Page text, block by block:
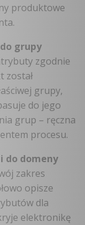
produktowe
grupy
zgodnie
został
grupy,
do jego
grup – ręczna
procesu.
do domeny
zakres
opisze
dla
elektronikę